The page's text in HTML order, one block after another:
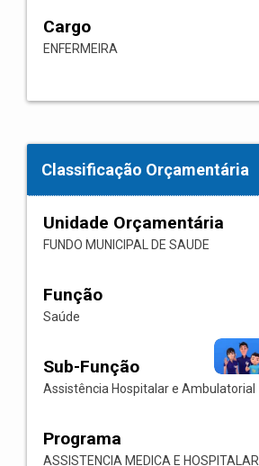
Cargo
ENFERMEIRA
Classificação Orçamentária
Unidade Orçamentária
FUNDO MUNICIPAL DE SAUDE
Função
Saúde
Sub-Função
Assistência Hospitalar e Ambulatorial
Programa
ASSISTENCIA MEDICA E HOSPITALAR